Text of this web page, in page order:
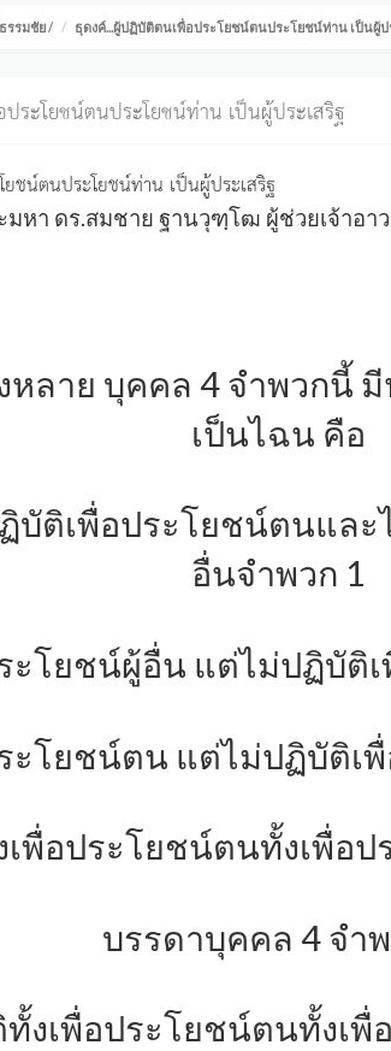
รรมชัย/ ธุดงค์...ผู้ปฏิบัติตนเพื่อประโยชน์ตนประโยชน์ท่าน เป็นผู้ป
ระโยชน์ตนประโยชน์ท่าน เป็นผู้ประเสริฐ
ชน์ตนประโยชน์ท่าน เป็นผู้ประเสริฐ
มหา ดร.สมชาย ฐานวุฑฺโฒ ผู้ช่วยเจ้าอา
หลาย บุคคล 4 จำพวกนี้
เป็นไฉน คือ
บัติเพื่อประโยชน์ตนและ
อื่นจำพวก 1
ะโยชน์ผู้อื่น แต่ไม่ปฏิบัติ
ะโยชน์ตน แต่ไม่ปฏิบัติเ
พื่อประโยชน์ตนทั้งเพื่อ
บรรดาบุคคล 4 จำ
งเพื่อประโยชน์ตนทั้งเพื่